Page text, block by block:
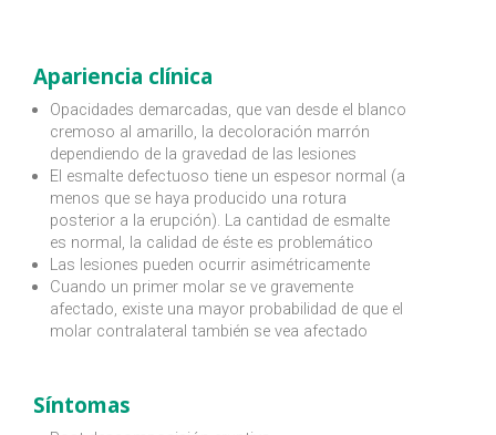
Apariencia clínica
Opacidades demarcadas, que van desde el blanco
cremoso al amarillo, la decoloración marrón
dependiendo de la gravedad de las lesiones
El esmalte defectuoso tiene un espesor normal (a
menos que se haya producido una rotura
posterior a la erupción). La cantidad de esmalte
es normal, la calidad de éste es problemático
Las lesiones pueden ocurrir asimétricamente
Cuando un primer molar se ve gravemente
afectado, existe una mayor probabilidad de que el
molar contralateral también se vea afectado
Síntomas